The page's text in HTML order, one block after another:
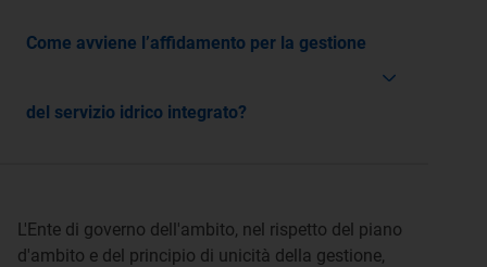
Come avviene l’affidamento per la gestione
del servizio idrico integrato?
L'Ente di governo dell'ambito, nel rispetto del piano
d'ambito e del principio di unicità della gestione,